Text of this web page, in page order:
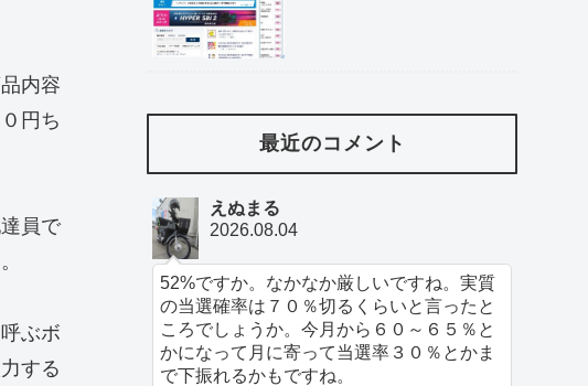
内容
円ち
員で
ぶボ
する
最近のコメント
えぬまる
2026.08.04
52%ですか。なかなか厳しいですね。実質
の当選確率は７０％切るくらいと言ったと
ころでしょうか。今月から６０～６５％と
かになって月に寄って当選率３０％とかま
で下振れるかもですね。